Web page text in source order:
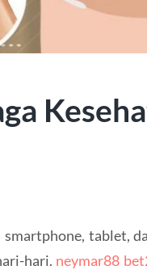
tablet,
hari. neymar88